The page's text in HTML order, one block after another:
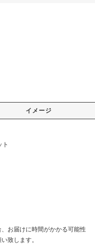
イメージ
ト
お届けに時間がかかる可能性
致します。